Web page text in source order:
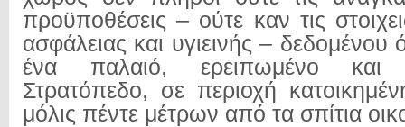
προϋποθέσεις – ούτε καν τις
ασφάλειας και υγιεινής – δεδομένου
ένα παλαιό, ερειπωμένο και
Στρατόπεδο, σε περιοχή
μόλις πέντε μέτρων από τα σπίτια